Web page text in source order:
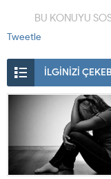
BU KONUYU
Tweetle
İLGİNİZİ